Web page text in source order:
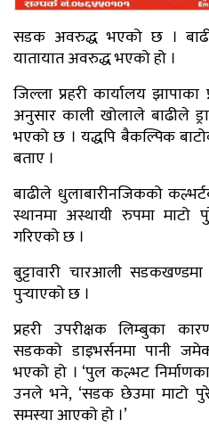
सडक अवरुद्ध भएको छ ।
यातायात अवरुद्ध भएको हो ।
जिल्ला प्रहरी कार्यालय
अनुसार काली खोलाले बाढीले
भएको छ । यद्धपि बैकल्पिक
बताए ।
बाढीले धुलाबारीनजिकको
स्थानमा अस्थायी रुपमा माटो
गरिएको छ ।
बुट्टावारी चारआली सडकखण्डमा
पुर्‍याएको छ ।
प्रहरी उपरीक्षक लिम्बुका
सडकको डाइभर्सनमा पानी
भएको हो । ‘पुल कल्भट
उनले भने, ‘सडक छेउमा माटो
समस्या आएको हो ।’